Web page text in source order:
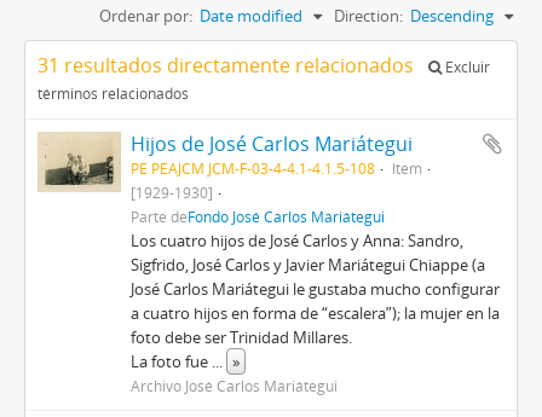
Ordenar por: Date modified Direction: Descending
31 resultados directamente relacionados
Excluir
términos relacionados
Hijos de José Carlos Mariátegui
PE PEAJCM JCM-F-03-4-4.1-4.1.5-108
Item
[1929-1930]
Parte deFondo José Carlos Mariátegui
Los cuatro hijos de José Carlos y Anna: Sandro,
Sigfrido, José Carlos y Javier Mariátegui Chiappe (a
José Carlos Mariátegui le gustaba mucho configurar
a cuatro hijos en forma de “escalera”); la mujer en la
foto debe ser Trinidad Millares.
La foto fue ... »
Archivo José Carlos Mariátegui